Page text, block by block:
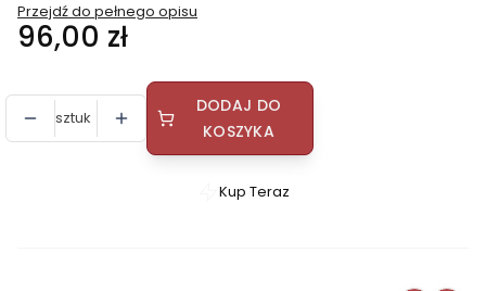
Przejdź do pełnego opisu
Cena
96,00 zł
sztuk
DODAJ DO
KOSZYKA
Szybki
Kup Teraz